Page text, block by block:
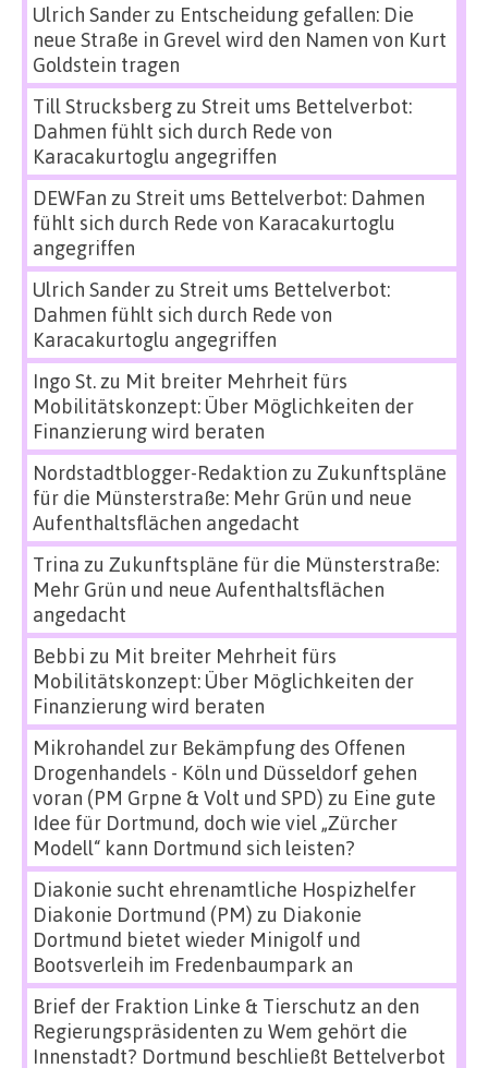
Ulrich Sanderzu Entscheidung gefallen: Die
neue Straße in Grevel wird den Namen von Kurt
Goldstein tragen
Till Strucksbergzu Streit ums Bettelverbot:
Dahmen fühlt sich durch Rede von
Karacakurtoglu angegriffen
DEWFan zu Streit ums Bettelverbot: Dahmen
fühlt sich durch Rede von Karacakurtoglu
angegriffen
Ulrich Sanderzu Streit ums Bettelverbot:
Dahmen fühlt sich durch Rede von
Karacakurtoglu angegriffen
Ingo St.zu Mit breiter Mehrheit fürs
Mobilitätskonzept: Über Möglichkeiten der
Finanzierung wird beraten
Nordstadtblogger-Redaktion zu Zukunftspläne
für die Münsterstraße: Mehr Grün und neue
Aufenthaltsflächen angedacht
Trina zu Zukunftspläne für die Münsterstraße:
Mehr Grün und neue Aufenthaltsflächen
angedacht
Bebbi zu Mit breiter Mehrheit fürs
Mobilitätskonzept: Über Möglichkeiten der
Finanzierung wird beraten
Mikrohandel zur Bekämpfung des Offenen
Drogenhandels - Köln und Düsseldorf gehen
voran (PM Grpne & Volt und SPD) zu Eine gute
Idee für Dortmund, doch wie viel „Zürcher
Modell“ kann Dortmund sich leisten?
Diakonie sucht ehrenamtliche Hospizhelfer
Diakonie Dortmund (PM) zu Diakonie
Dortmund bietet wieder Minigolf und
Bootsverleih im Fredenbaumpark an
Brief der Fraktion Linke & Tierschutz an den
Regierungspräsidenten zu Wem gehört die
Innenstadt? Dortmund beschließt Bettelverbot